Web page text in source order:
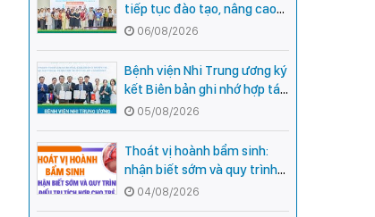
tiếp tục đào tạo, nâng cao
năng lực khám, chữa bệnh
Nhi khoa cho cán bộ y tế tại
các tỉnh miền núi phía Bắc
06/08/2026
Bệnh viện Nhi Trung ương ký
kết Biên bản ghi nhớ hợp tác
với Bệnh viện Nhi Quốc gia
Campuchia
05/08/2026
Thoát vị hoành bẩm sinh:
nhận biết sớm và quy trình
điều trị tích hợp cho trẻ -
chia sẻ từ các chuyên gia
04/08/2026